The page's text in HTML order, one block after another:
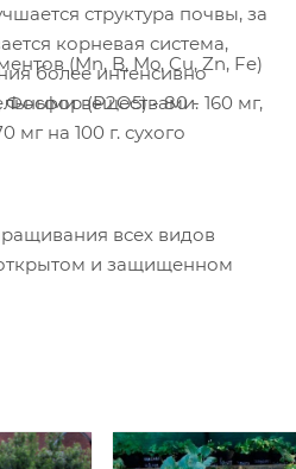
структура почвы, за
корневая система,
более интенсивно
веществами.
(Mn, B, Mo, Cu, Zn, Fe)
Фосфор (P2O5) - 80 - 160 мг,
мг на 100 г. сухого
всех видов
и защищенном